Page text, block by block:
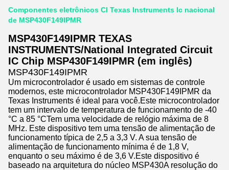
Componentes eletrônicos CI Texas Instruments Ic nacional
de MSP430F149IPMR
MSP430F149IPMR TEXAS
INSTRUMENTS/National Integrated Circuit
IC Chip MSP430F149IPMR (em inglês)
MSP430F149IPMR
Um microcontrolador é usado em sistemas de controle
modernos, este microcontrolador MSP430F149IPMR da
Texas Instruments é ideal para você.Este microcontrolador
tem um intervalo de temperatura de funcionamento de -40
°C a 85 °CTem uma velocidade de relógio máxima de 8
MHz. Este dispositivo tem uma tensão de alimentação de
funcionamento típica de 2,5 a 3,3 V. A sua tensão de
alimentação de funcionamento mínima é de 1,8 V,
enquanto o seu máximo é de 3,6 V.Este dispositivo é
baseado na arquitetura do núcleo MSP430A resolução do